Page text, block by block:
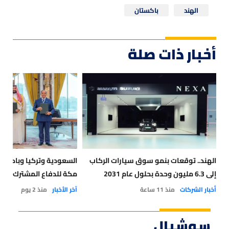
الهند باكستان
أخبار ذات صلة
الهند.. توقعات بنمو سوق سيارات الركاب
إلى 6.3 مليون وحدة بحلول عام 2031
أخبار الشركات منذ 11 ساعة
‏السعودية وتركيا
مكة للدفاع المشترك"
آخر الأخبار منذ 2 يوم